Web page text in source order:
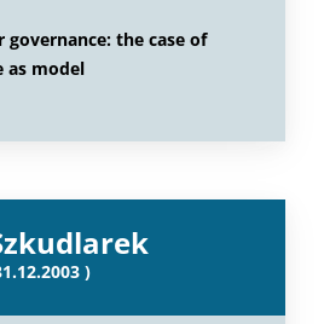
governance: the case of
as model
)